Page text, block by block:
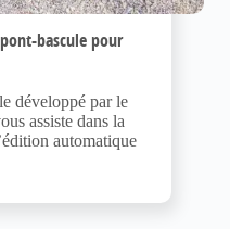
bascule pour
développé par le
assiste dans la
automatique